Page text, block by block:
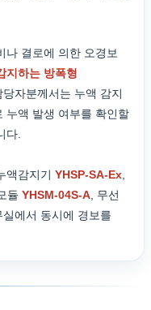
나 결로에 의한 오경보
지하는 방폭형
자분께서는 누액 감지
누액 발생 여부를 확인할
다.
액감지기 YHSP-SA-Ex
듈 YHSM-04S-A , 무선
에서 동시에 경보를